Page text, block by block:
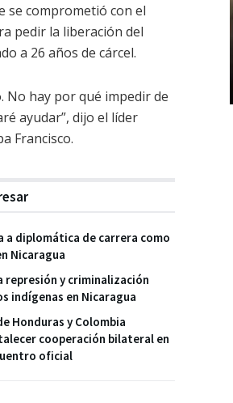
se comprometió con el
pedir la liberación del
a 26 años de cárcel.
No hay por qué impedir de
ayudar”, dijo el líder
Francisco.
a diplomática de carrera como
Nicaragua
represión y criminalización
indígenas en Nicaragua
Honduras y Colombia
cooperación bilateral en
oficial